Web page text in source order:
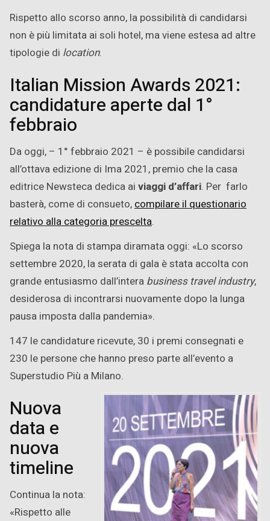
Rispetto allo scorso anno, la possibilità di candidarsi
non è più limitata ai soli hotel, ma viene estesa ad altre
tipologie di location.
Italian Mission Awards 2021:
candidature aperte dal 1°
febbraio
Da oggi, – 1° febbraio 2021 – è possibile candidarsi
all’ottava edizione di Ima 2021, premio che la casa
editrice Newsteca dedica ai viaggi d’affari. Per farlo
basterà, come di consueto,compilare il questionario
relativo alla categoria prescelta.
Spiega la nota di stampa diramata oggi: «Lo scorso
settembre 2020, la serata di gala è stata accolta con
grande entusiasmo dall’intera business travel industry,
desiderosa di incontrarsi nuovamente dopo la lunga
pausa imposta dalla pandemia».
147 le candidature ricevute, 30 i premi consegnati e
230 le persone che hanno preso parte all’evento a
Superstudio Più a Milano.
Nuova
data e
nuova
timeline
Continua la nota:
«Rispetto alle